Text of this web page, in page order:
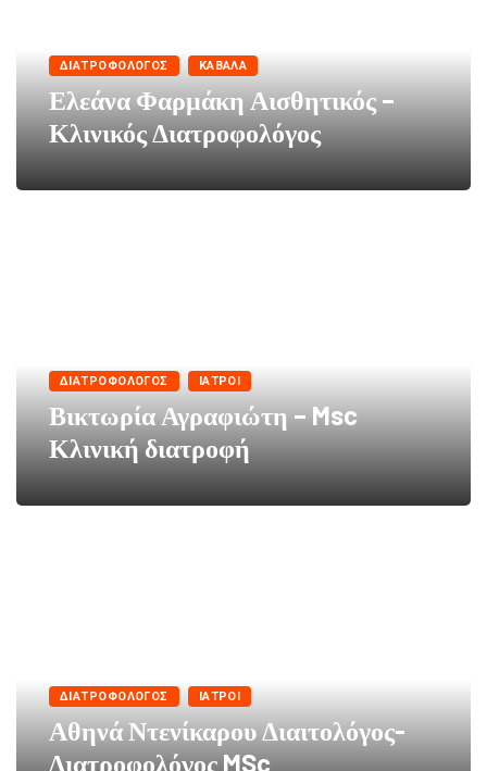
ΔΙΑΤΡΟΦΟΛΌΓΟΣ ΚΑΒΆΛΑ
Ελεάνα Φαρμάκη Αισθητικός –
Κλινικός Διατροφολόγος
ΔΙΑΤΡΟΦΟΛΌΓΟΣ ΙΑΤΡΟΊ
Βικτωρία Αγραφιώτη – Msc
Κλινική διατροφή
ΔΙΑΤΡΟΦΟΛΌΓΟΣ ΙΑΤΡΟΊ
Αθηνά Ντενίκαρου Διαιτολόγος-
Διατροφολόγος MSc